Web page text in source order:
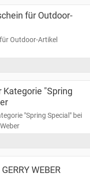
für Outdoor-
Outdoor-Artikel
Kategorie "Spring
"Spring Special" bei
WEBER